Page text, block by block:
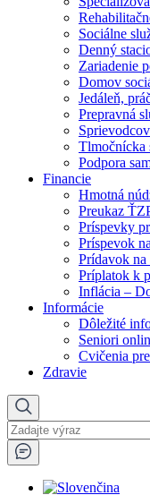
Sociálne
Denný
Zariadenie
Domov
Jedáleň,
Prepravná
Tlmočnícka
Podpora
Financie
Hmotná
Preukaz
Príspevky
Príspevok
Prídavok na
Príplatok k
Inflácia –
Informácie
Dôležité
Seniori
Cvičenia
Zdravie